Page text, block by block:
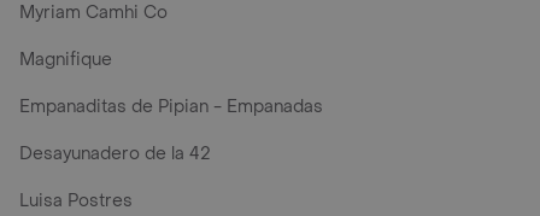
Myriam Camhi Co
Magnifique
Empanaditas de Pipian - Empanadas
Desayunadero de la 42
Luisa Postres